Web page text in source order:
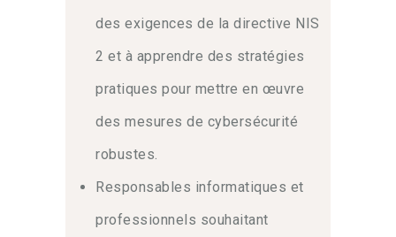
La directive NIS 2 renforce la
cybersécurité des infrastructures
critiques au sein de l’Union européenne.
appliquer des mesures strictes pour
protéger leurs systèmes. Notre
comprendre ces exigences complexes.
Vous apprendrez à concevoir des
votre entreprise. Ce programme
des exigences de la directive NIS
2 et à apprendre des stratégies
pratiques pour mettre en œuvre
des mesures de cybersécurité
robustes.
Responsables informatiques et
professionnels souhaitant